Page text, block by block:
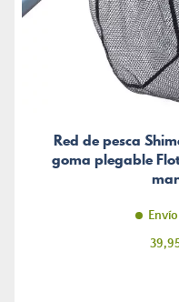
Red de pesca
goma plegable